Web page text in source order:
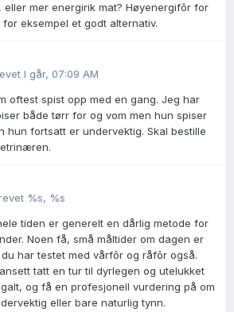
eller mer energirik mat? Høyenergifôr for
eksempel et godt alternativ.
I går, 07:09 AM
oftest spist opp med en gang. Jeg har
både tørr for og vom men hun spiser
hun fortsatt er undervektig. Skal bestille
%s, %s
tiden er generelt en dårlig metode for
Noen få, små måltider om dagen er
har testet med vårfôr og råfôr også.
tatt en tur til dyrlegen og utelukket
og få en profesjonell vurdering på om
eller bare naturlig tynn.